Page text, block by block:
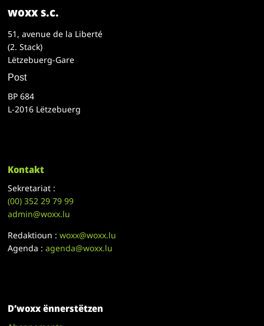
woxx s.c.
51, avenue de la Liberté
(2. Stack)
Lëtzebuerg-Gare
Post
BP 684
L-2016 Lëtzebuerg
Kontakt
Sekretariat :
(00)352 29 79 99
admin@woxx.lu
Redaktioun :woxx@woxx.lu
Agenda :agenda@woxx.lu
D’woxx ënnerstëtzen